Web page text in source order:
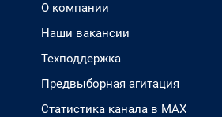
О компании
Наши вакансии
Техподдержка
Предвыборная агитация
Статистика канала в MAX